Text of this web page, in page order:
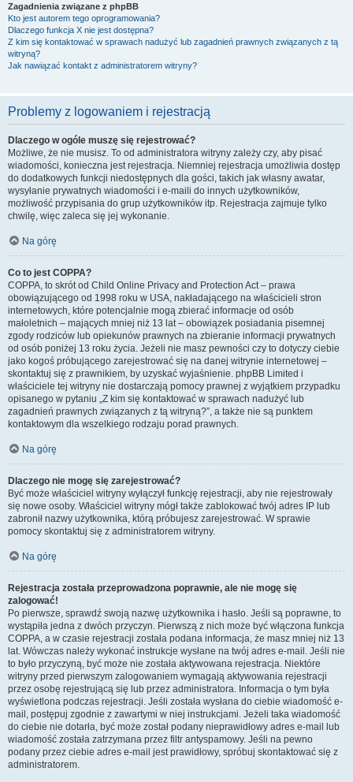
Zagadnienia związane z phpBB
Kto jest autorem tego oprogramowania?
Dlaczego funkcja X nie jest dostępna?
Z kim się kontaktować w sprawach nadużyć lub zagadnień prawnych związanych z tą
witryną?
Jak nawiązać kontakt z administratorem witryny?
Problemy z logowaniem i rejestracją
Dlaczego w ogóle muszę się rejestrować?
Możliwe, że nie musisz. To od administratora witryny zależy czy, aby pisać
wiadomości, konieczna jest rejestracja. Niemniej rejestracja umożliwia dostęp
do dodatkowych funkcji niedostępnych dla gości, takich jak własny awatar,
wysyłanie prywatnych wiadomości i e-maili do innych użytkowników,
możliwość przypisania do grup użytkowników itp. Rejestracja zajmuje tylko
chwilę, więc zaleca się jej wykonanie.
Na górę
Co to jest COPPA?
COPPA, to skrót od Child Online Privacy and Protection Act – prawa
obowiązującego od 1998 roku w USA, nakładającego na właścicieli stron
internetowych, które potencjalnie mogą zbierać informacje od osób
małoletnich – mających mniej niż 13 lat – obowiązek posiadania pisemnej
zgody rodziców lub opiekunów prawnych na zbieranie informacji prywatnych
od osób poniżej 13 roku życia. Jeżeli nie masz pewności czy to dotyczy ciebie
jako kogoś próbującego zarejestrować się na danej witrynie internetowej –
skontaktuj się z prawnikiem, by uzyskać wyjaśnienie. phpBB Limited i
właściciele tej witryny nie dostarczają pomocy prawnej z wyjątkiem przypadku
opisanego w pytaniu „Z kim się kontaktować w sprawach nadużyć lub
zagadnień prawnych związanych z tą witryną?”, a także nie są punktem
kontaktowym dla wszelkiego rodzaju porad prawnych.
Na górę
Dlaczego nie mogę się zarejestrować?
Być może właściciel witryny wyłączył funkcję rejestracji, aby nie rejestrowały
się nowe osoby. Właściciel witryny mógł także zablokować twój adres IP lub
zabronił nazwy użytkownika, którą próbujesz zarejestrować. W sprawie
pomocy skontaktuj się z administratorem witryny.
Na górę
Rejestracja została przeprowadzona poprawnie, ale nie mogę się
zalogować!
Po pierwsze, sprawdź swoją nazwę użytkownika i hasło. Jeśli są poprawne, to
wystąpiła jedna z dwóch przyczyn. Pierwszą z nich może być włączona funkcja
COPPA, a w czasie rejestracji została podana informacja, że masz mniej niż 13
lat. Wówczas należy wykonać instrukcje wysłane na twój adres e-mail. Jeśli nie
to było przyczyną, być może nie została aktywowana rejestracja. Niektóre
witryny przed pierwszym zalogowaniem wymagają aktywowania rejestracji
przez osobę rejestrującą się lub przez administratora. Informacja o tym była
wyświetlona podczas rejestracji. Jeśli została wysłana do ciebie wiadomość e-
mail, postępuj zgodnie z zawartymi w niej instrukcjami. Jeżeli taka wiadomość
do ciebie nie dotarła, być może został podany nieprawidłowy adres e-mail lub
wiadomość została zatrzymana przez filtr antyspamowy. Jeśli na pewno
podany przez ciebie adres e-mail jest prawidłowy, spróbuj skontaktować się z
administratorem.